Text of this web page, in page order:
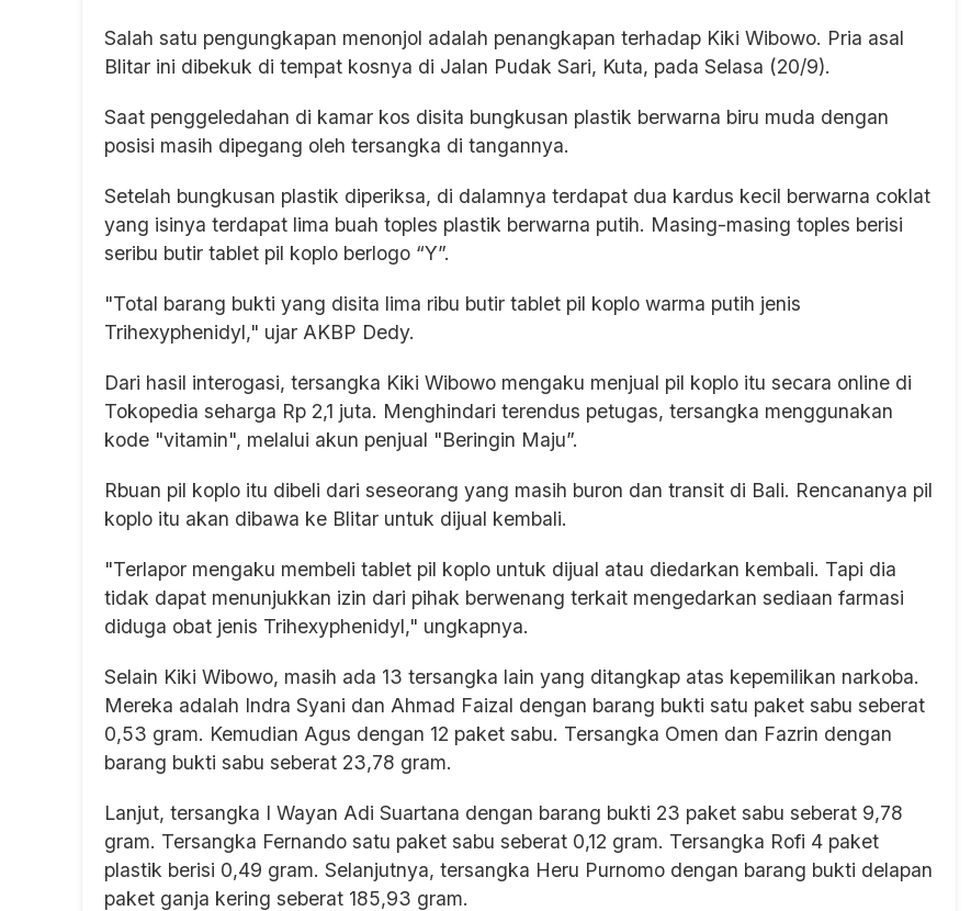
Salah satu pengungkapan menonjol adalah penangkapan terhadap Kiki Wibowo. Pria asal
Blitar ini dibekuk di tempat kosnya di Jalan Pudak Sari, Kuta, pada Selasa (20/9).
Saat penggeledahan di kamar kos disita bungkusan plastik berwarna biru muda dengan
posisi masih dipegang oleh tersangka di tangannya.
Setelah bungkusan plastik diperiksa, di dalamnya terdapat dua kardus kecil berwarna coklat
yang isinya terdapat lima buah toples plastik berwarna putih. Masing-masing toples berisi
seribu butir tablet pil koplo berlogo “Y”.
"Total barang bukti yang disita lima ribu butir tablet pil koplo warma putih jenis
Trihexyphenidyl," ujar AKBP Dedy.
Dari hasil interogasi, tersangka Kiki Wibowo mengaku menjual pil koplo itu secara online di
Tokopedia seharga Rp 2,1 juta. Menghindari terendus petugas, tersangka menggunakan
kode "vitamin", melalui akun penjual "Beringin Maju”.
Rbuan pil koplo itu dibeli dari seseorang yang masih buron dan transit di Bali. Rencananya pil
koplo itu akan dibawa ke Blitar untuk dijual kembali.
"Terlapor mengaku membeli tablet pil koplo untuk dijual atau diedarkan kembali. Tapi dia
tidak dapat menunjukkan izin dari pihak berwenang terkait mengedarkan sediaan farmasi
diduga obat jenis Trihexyphenidyl," ungkapnya.
Selain Kiki Wibowo, masih ada 13 tersangka lain yang ditangkap atas kepemilikan narkoba.
Mereka adalah Indra Syani dan Ahmad Faizal dengan barang bukti satu paket sabu seberat
0,53 gram. Kemudian Agus dengan 12 paket sabu. Tersangka Omen dan Fazrin dengan
barang bukti sabu seberat 23,78 gram.
Lanjut, tersangka I Wayan Adi Suartana dengan barang bukti 23 paket sabu seberat 9,78
gram. Tersangka Fernando satu paket sabu seberat 0,12 gram. Tersangka Rofi 4 paket
plastik berisi 0,49 gram. Selanjutnya, tersangka Heru Purnomo dengan barang bukti delapan
paket ganja kering seberat 185,93 gram.